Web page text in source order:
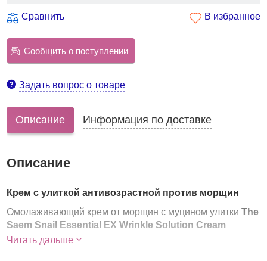
Сравнить В избранное
Сообщить о поступлении
Задать вопрос о товаре
Описание Информация по доставке
Описание
Крем с улиткой антивозрастной против морщин
Омолаживающий крем от морщин с муцином улиткиThe
Saem Snail Essential EX Wrinkle Solution Cream
оказывает комплексное воздействие на кожу:
Читать дальше